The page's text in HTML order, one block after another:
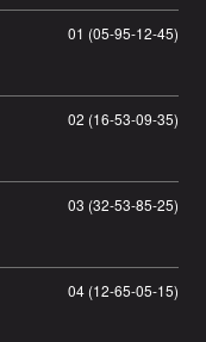
01 (05-95-12-45)
02 (16-53-09-35)
03 (32-53-85-25)
04 (12-65-05-15)